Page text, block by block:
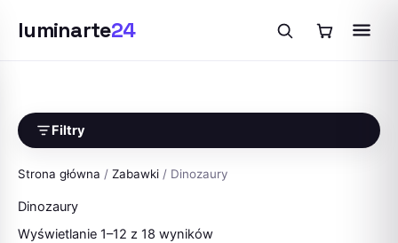
luminarte24
treści
Filtry
Strona główna / Zabawki / Dinozaury
Dinozaury
Wyświetlanie 1–12 z 18 wyników